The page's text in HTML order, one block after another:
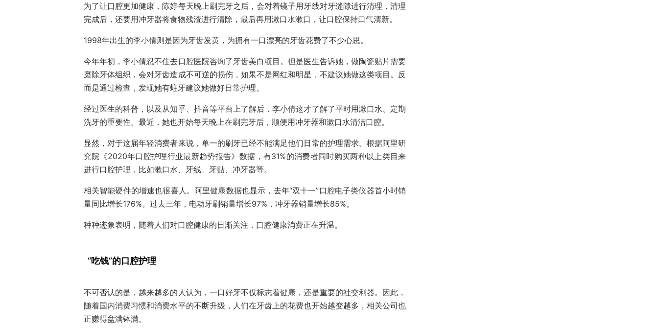
为了让口腔更加健康，陈婷每天晚上刷完牙之后，会对着镜子用牙线对牙缝隙进行清理，清理
完成后，还要用冲牙器将食物残渣进行清除，最后再用漱口水漱口，让口腔保持口气清新。
1998年出生的李小倩则是因为牙齿发黄，为拥有一口漂亮的牙齿花费了不少心思。
今年年初，李小倩忍不住去口腔医院咨询了牙齿美白项目。但是医生告诉她，做陶瓷贴片需要
磨除牙体组织，会对牙齿造成不可逆的损伤，如果不是网红和明星，不建议她做这类项目。反
而是通过检查，发现她有蛀牙建议她做好日常护理。
经过医生的科普，以及从知乎、抖音等平台上了解后，李小倩这才了解了平时用漱口水、定期
洗牙的重要性。最近，她也开始每天晚上在刷完牙后，顺便用冲牙器和漱口水清洁口腔。
显然，对于这届年轻消费者来说，单一的刷牙已经不能满足他们日常的护理需求。根据阿里研
究院《2020年口腔护理行业最新趋势报告》数据，有31%的消费者同时购买两种以上类目来
进行口腔护理，比如漱口水、牙线、牙贴、冲牙器等。
相关智能硬件的增速也很喜人。阿里健康数据也显示，去年“双十一”口腔电子类仪器首小时销
量同比增长176%。过去三年，电动牙刷销量增长97%，冲牙器销量增长85%。
种种迹象表明，随着人们对口腔健康的日渐关注，口腔健康消费正在升温。
“吃钱”的口腔护理
不可否认的是，越来越多的人认为，一口好牙不仅标志着健康，还是重要的社交利器。因此，
随着国内消费习惯和消费水平的不断升级，人们在牙齿上的花费也开始越变越多，相关公司也
正赚得盆满钵满。